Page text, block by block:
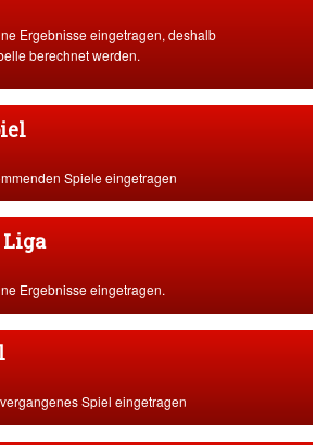
Ergebnisse eingetragen, deshalb
berechnet werden.
Spiele eingetragen
Ergebnisse eingetragen.
Spiel eingetragen